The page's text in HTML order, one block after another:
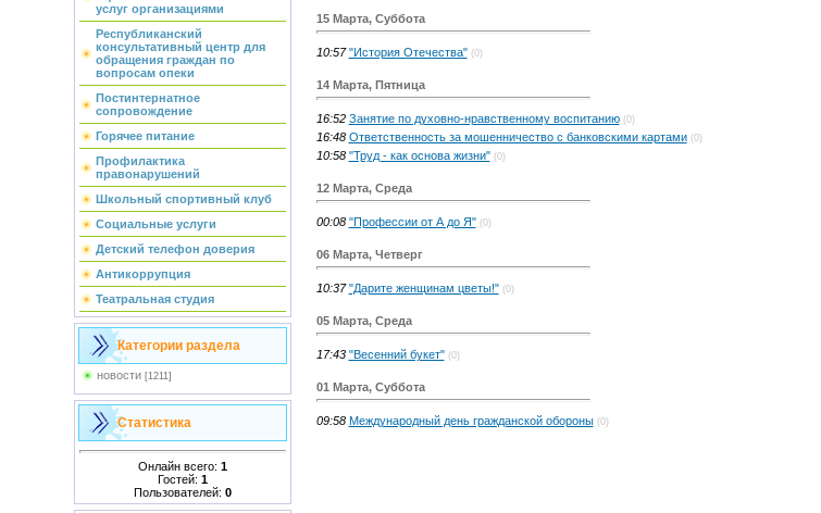
услуг организациями
Республиканский
консультативный центр для
обращения граждан по
вопросам опеки
Постинтернатное
сопровождение
Горячее питание
Профилактика
правонарушений
Школьный спортивный клуб
Социальные услуги
Детский телефон доверия
Антикоррупция
Театральная студия
Категории раздела
новости [1211]
Статистика
Онлайн всего: 1
Гостей: 1
Пользователей: 0
15 Марта, Суббота
10:57 "История Отечества" (0)
14 Марта, Пятница
16:52 Занятие по духовно-нравственному воспитанию (0)
16:48 Ответственность за мошенничество с банковскими картами (0)
10:58 "Труд - как основа жизни" (0)
12 Марта, Среда
00:08 "Профессии от А до Я" (0)
06 Марта, Четверг
10:37 "Дарите женщинам цветы!" (0)
05 Марта, Среда
17:43 "Весенний букет" (0)
01 Марта, Суббота
09:58 Международный день гражданской обороны (0)